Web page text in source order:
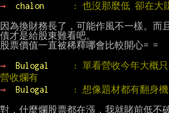
→
chalon
: 也沒那麼低 卻在大
因為換財務長了，可能作風不一樣。而
債才是給股東難看吧。
股票價值一直被稀釋哪會比較開心= =
→
Bulogal
: 單看營收今年大概
營收爛有
→
Bulogal : 想像題材都有翻身